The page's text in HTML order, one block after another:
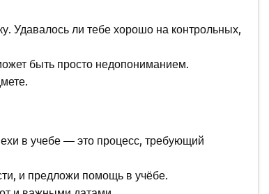
Удавалось ли тебе хорошо на контрольных,
быть просто недопониманием.
в учебе — это процесс, требующий
и предложи помощь в учёбе.